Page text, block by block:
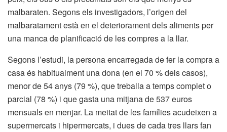
malbaraten. Segons els investigadors, l’origen del
malbaratament està en el deteriorament dels aliments per
una manca de planificació de les compres a la llar.
Segons l’estudi, la persona encarregada de fer la compra a
casa és habitualment una dona (en el 70 % dels casos),
menor de 54 anys (79 %), que treballa a temps complet o
parcial (78 %) i que gasta una mitjana de 537 euros
mensuals en menjar. La meitat de les famílies acudeixen a
supermercats i hipermercats, i dues de cada tres llars fan